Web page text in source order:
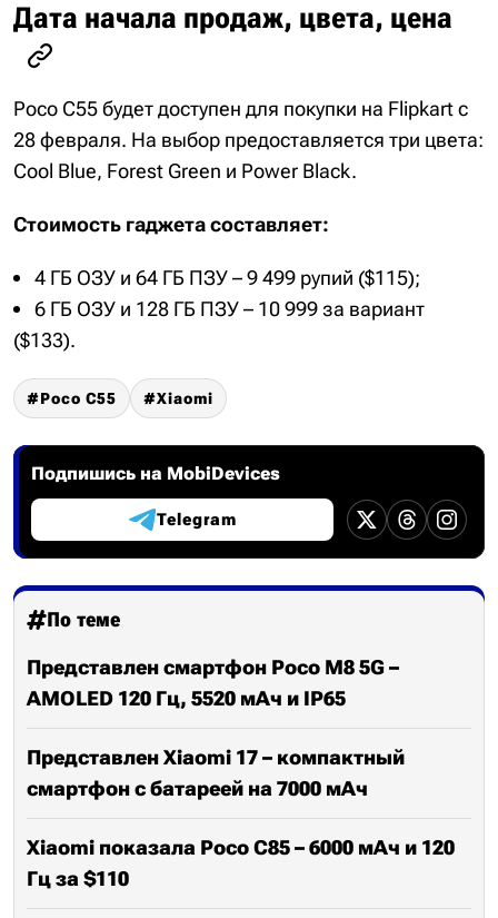
Дата начала продаж, цвета, цена
Poco C55 будет доступен для покупки на Flipkart с
28 февраля. На выбор предоставляется три цвета:
Cool Blue, Forest Green и Power Black.
Стоимость гаджета составляет:
4 ГБ ОЗУ и 64 ГБ ПЗУ – 9 499 рупий ($115);
6 ГБ ОЗУ и 128 ГБ ПЗУ – 10 999 за вариант
($133).
Poco C55 Xiaomi
Подпишись на MobiDevices
Telegram
По теме
Представлен смартфон Poco M8 5G –
AMOLED 120 Гц, 5520 мАч и IP65
Представлен Xiaomi 17 – компактный
смартфон с батареей на 7000 мАч
Xiaomi показала Poco C85 – 6000 мАч и 120
Гц за $110